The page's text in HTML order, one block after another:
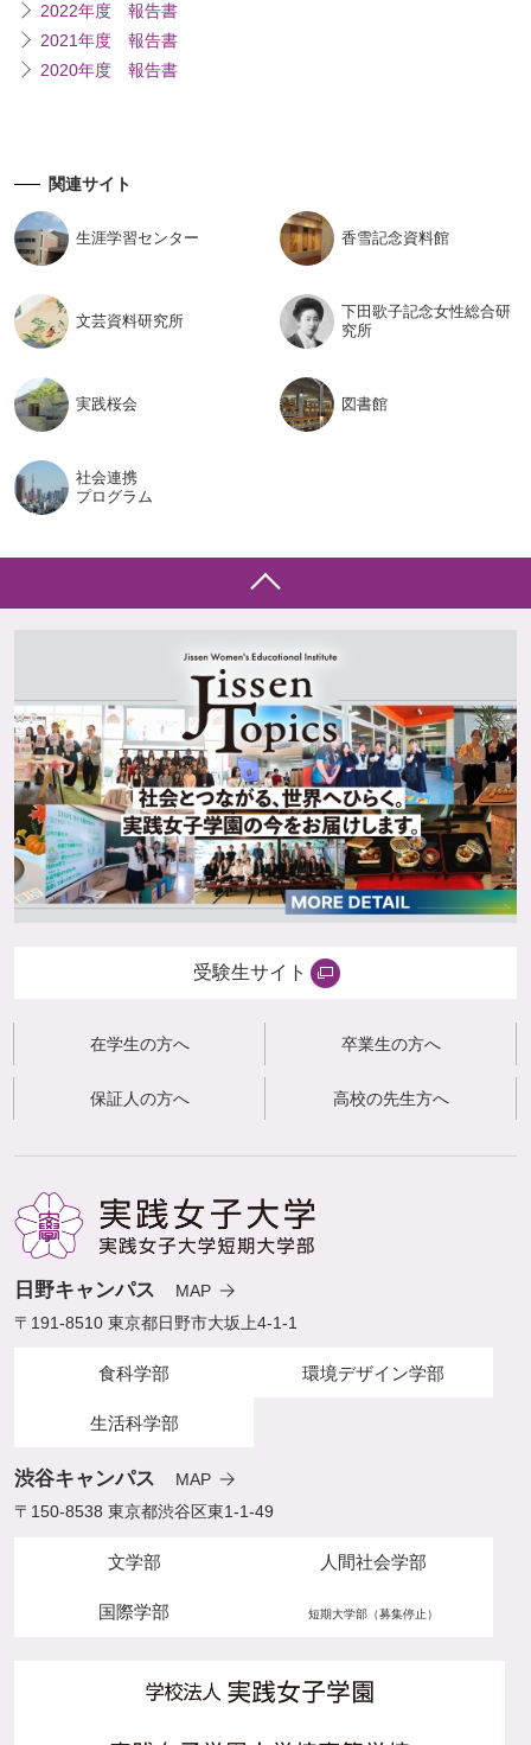
2022年度 報告書
2021年度 報告書
2020年度 報告書
関連サイト
生涯学習センター 香雪記念資料館
文芸資料研究所
下田歌子記念女性総合研
究所
実践桜会 図書館
社会連携
プログラム
受験生サイト
在学生の方へ 卒業生の方へ
保証人の方へ 高校の先生方へ
日野キャンパス
MAP
〒191-8510 東京都日野市大坂上4-1-1
食科学部 環境デザイン学部
生活科学部
渋谷キャンパス
MAP
〒150-8538 東京都渋谷区東1-1-49
文学部 人間社会学部
国際学部 短期大学部（募集停止）